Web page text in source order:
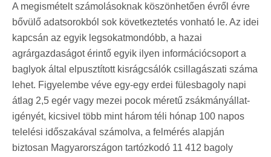
A megismételt számolásoknak köszönhetően évről évre
bővülő adatsorokból sok következtetés vonható le. Az idei
kapcsán az egyik legsokatmondóbb, a hazai
agrárgazdaságot érintő egyik ilyen információcsoport a
baglyok által elpusztított kisrágcsálók csillagászati száma
lehet. Figyelembe véve egy-egy erdei fülesbagoly napi
átlag 2,5 egér vagy mezei pocok méretű zsákmányállat-
igényét, kicsivel több mint három téli hónap 100 napos
telelési időszakával számolva, a felmérés alapján
biztosan Magyarországon tartózkodó 11 412 bagoly